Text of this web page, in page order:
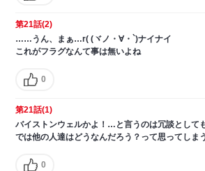
第21話(2)
……うん、まぁ…r( (ヾノ・∀・`)ナイナイ
これがフラグなんて事は無いよね
0
第21話(1)
バイストンウェルかよ！…と言うのは冗談として
では他の人達はどうなんだろう？って思ってしま
0